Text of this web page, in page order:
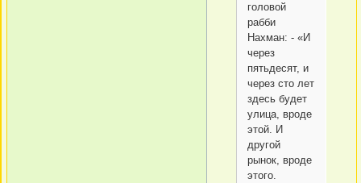
головой
рабби
Нахман: - «И
через
пятьдесят, и
через сто лет
здесь будет
улица, вроде
этой. И
другой
рынок, вроде
этого.